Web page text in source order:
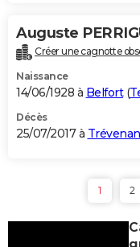
Auguste
Créer une cagnotte
Naissance
14/06/1928 à Belfort(
Décès
25/07/2017 à
1 2